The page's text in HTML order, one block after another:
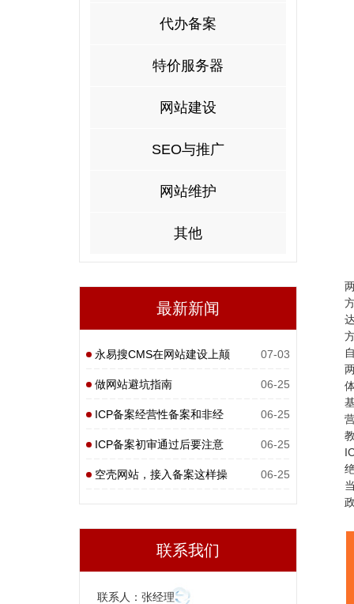
代办备案
特价服务器
网站建设
SEO与推广
网站维护
其他
最新新闻
永易搜CMS在网站建设上颠
覆性
07-03
做网站避坑指南 06-25
ICP备案经营性备案和非经
营性
06-25
ICP备案初审通过后要注意
什么
06-25
空壳网站，接入备案这样操 06-25
联系我们
联系人：张经理